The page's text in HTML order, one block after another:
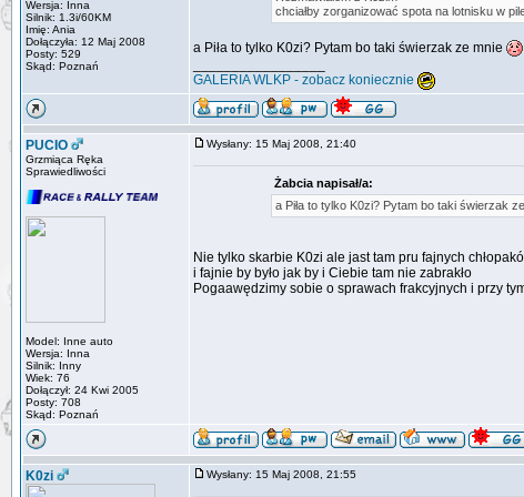
Wersja: Inna
Silnik: 1.3i/60KM
Imię: Ania
Dołączyła: 12 Maj 2008
Posty: 529
Skąd: Poznań
chciałby zorganizować spota na lotnisku w
a Piła to tylko K0zi? Pytam bo taki świerzak ze mnie
GALERIA WLKP - zobacz koniecznie
PUCIO
Grzmiąca Ręka
Sprawiedliwości
Model: Inne auto
Wersja: Inna
Silnik: Inny
Wiek: 76
Dołączył: 24 Kwi 2005
Posty: 708
Skąd: Poznań
Wysłany: 15 Maj 2008, 21:40
Żabcia napisał/a:
a Piła to tylko K0zi? Pytam bo taki świerzak
Nie tylko skarbie K0zi ale jast tam pru fajnych
i fajnie by było jak by i Ciebie tam nie zabrakło
Pogaawędzimy sobie o sprawach frakcyjnych i przy
K0zi Wysłany: 15 Maj 2008, 21:55